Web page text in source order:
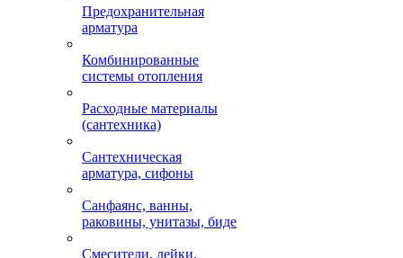
Предохранительная
арматура
Комбинированные
системы отопления
Расходные материалы
(сантехника)
Сантехническая
арматура, сифоны
Санфаянс, ванны,
раковины, унитазы, биде
Смесители, лейки,